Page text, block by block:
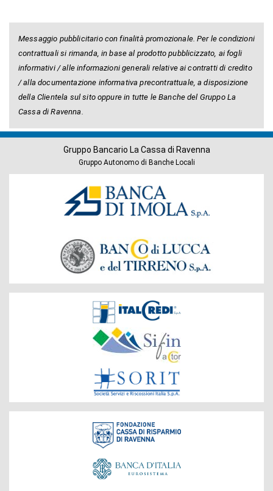
Messaggio pubblicitario con finalità promozionale. Per le condizioni
contrattuali si rimanda, in base al prodotto pubblicizzato, ai fogli
informativi / alle informazioni generali relative ai contratti di credito
/ alla documentazione informativa precontrattuale, a disposizione
della Clientela sul sito oppure in tutte le Banche del Gruppo La
Cassa di Ravenna.
Gruppo Bancario La Cassa di Ravenna
Gruppo Autonomo di Banche Locali
Fondazione